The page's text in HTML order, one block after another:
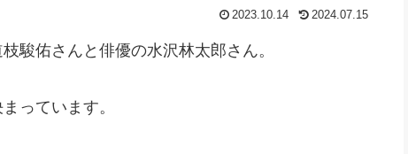
2023.10.14 2024.07.15
駿佑さんと俳優の水沢林太郎さん。
っています。